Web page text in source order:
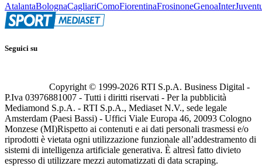
AtalantaBolognaCagliariComoFiorentinaFrosinoneGenoaInter
Seguici su
Copyright © 1999-2026 RTI S.p.A. Business Digital -
P.Iva 03976881007 - Tutti i diritti riservati - Per la pubblicità
Mediamond S.p.A. - RTI S.p.A., Mediaset N.V., sede legale
Amsterdam (Paesi Bassi) - Uffici Viale Europa 46, 20093 Cologno
Monzese (MI)Rispetto ai contenuti e ai dati personali trasmessi e/o
riprodotti è vietata ogni utilizzazione funzionale all’addestramento di
sistemi di intelligenza artificiale generativa. È altresì fatto divieto
espresso di utilizzare mezzi automatizzati di data scraping.